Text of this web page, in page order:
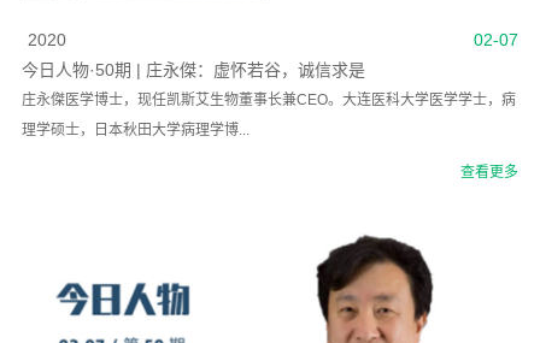
02-07
2020
今日人物·50期 | 庄永傑：虚怀若谷，诚信求是
庄永傑医学博士，现任凯斯艾生物董事长兼CEO。大连医科大学医学学士，病
理学硕士，日本秋田大学病理学博...
查看更多